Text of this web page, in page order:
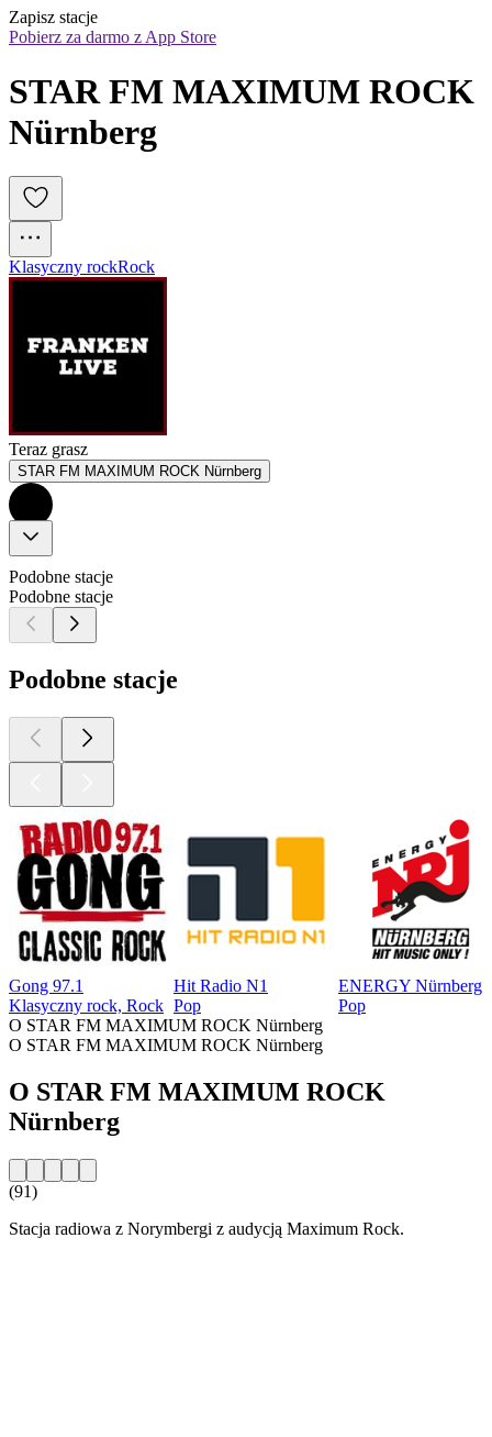
Zapisz stacje
Pobierz za darmo z App Store
STAR FM MAXIMUM ROCK
Nürnberg
Klasyczny rockRock
Teraz grasz
STAR FM MAXIMUM ROCK Nürnberg
Podobne stacje
Podobne stacje
Podobne stacje
Gong 97.1
Klasyczny rock, Rock
Hit Radio N1
Pop
ENERGY Nürnberg
Pop
O STAR FM MAXIMUM ROCK Nürnberg
O STAR FM MAXIMUM ROCK Nürnberg
O STAR FM MAXIMUM ROCK
Nürnberg
(91)
Stacja radiowa z Norymbergi z audycją Maximum Rock.